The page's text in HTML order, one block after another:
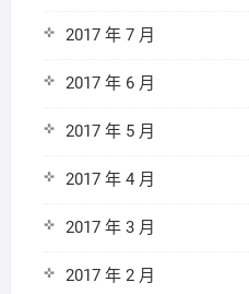
2017 年 7 月
2017 年 6 月
2017 年 5 月
2017 年 4 月
2017 年 3 月
2017 年 2 月